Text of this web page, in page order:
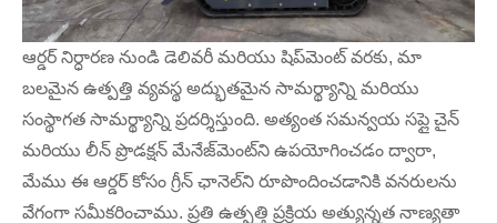
ఆర్డర్ నిర్ధారణ నుండి డెలివరీ మరియు షిప్‌మెంట్ వరకు, మా
బలమైన ఉత్పత్తి వ్యవస్థ అద్భుతమైన సామర్థ్యాన్ని మరియు
సంస్థాగత సామర్థ్యాన్ని ప్రదర్శిస్తుంది. అత్యంత సమన్వయ సప్లై చైన్
మరియు లీన్ ప్రొడక్షన్ మేనేజ్‌మెంట్‌ని ఉపయోగించడం ద్వారా,
మేము ఈ ఆర్డర్ కోసం గ్రీన్ ఛానెల్‌ని రూపొందించడానికి వనరులను
వేగంగా సమీకరించాము. ప్రతి ఉత్పత్తి ప్రక్రియ అత్యున్నత నాణ్యతా